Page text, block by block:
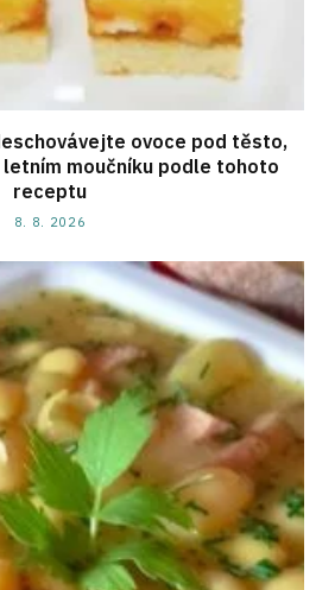
ovoce pod těsto,
moučníku podle tohoto
receptu
8. 8. 2026